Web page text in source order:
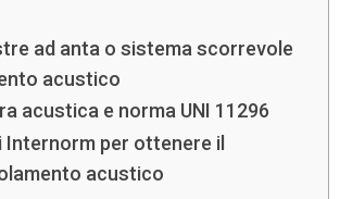
ad anta o sistema scorrevole
acustico
acustica e norma UNI 11296
Internorm per ottenere il
acustico